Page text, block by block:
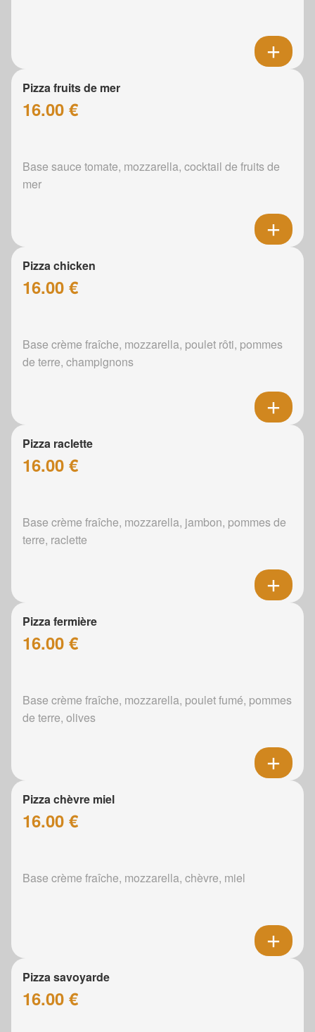
Pizza fruits de mer
16.00 €
Base sauce tomate, mozzarella, cocktail de fruits de
mer
Pizza chicken
16.00 €
Base crème fraîche, mozzarella, poulet rôti, pommes
de terre, champignons
Pizza raclette
16.00 €
Base crème fraîche, mozzarella, jambon, pommes de
terre, raclette
Pizza fermière
16.00 €
Base crème fraîche, mozzarella, poulet fumé, pommes
de terre, olives
Pizza chèvre miel
16.00 €
Base crème fraîche, mozzarella, chèvre, miel
Pizza savoyarde
16.00 €